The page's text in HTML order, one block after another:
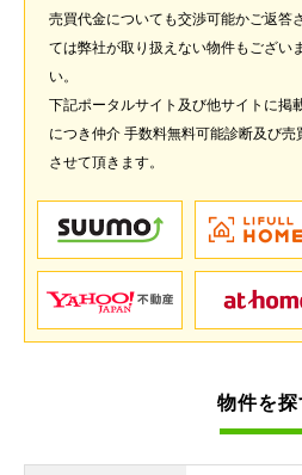
売買代金についても交渉可能かご返答
ては弊社が取り扱えない物件もござい
い。
下記ポータルサイト及び他サイトに掲
につき仲介 手数料無料可能診断及び
させて頂きます。
物件を探